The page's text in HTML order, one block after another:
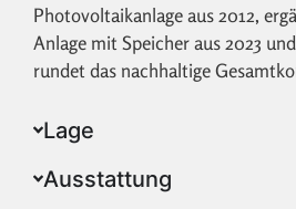
Photovoltaikanlage aus 2012,
Anlage mit Speicher aus 2023
rundet das nachhaltige
Lage
Ausstattung